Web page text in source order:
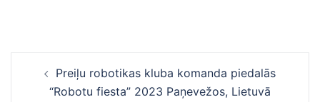
navigācijaPreiļu robotikas kluba komanda piedalās
“Robotu fiesta” 2023 Paņevežos, Lietuvā